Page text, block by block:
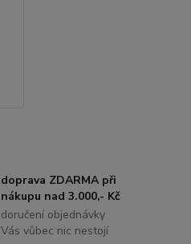
doprava ZDARMA při
nákupu nad 3.000,- Kč
doručení objednávky
Vás vůbec nic nestojí